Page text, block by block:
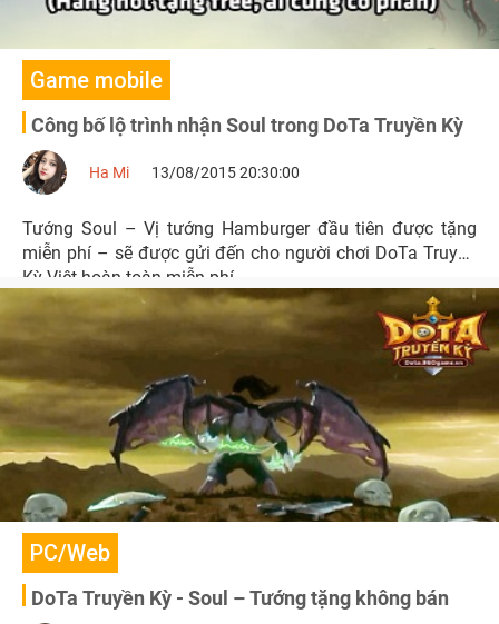
Game mobile
Công bố lộ trình nhận Soul trong DoTa Truyền Kỳ
Ha Mi 13/08/2015 20:30:00
Tướng Soul – Vị tướng Hamburger đầu tiên được tặng
miễn phí – sẽ được gửi đến cho người chơi DoTa Truyền
Kỳ Việt hoàn toàn miễn phí.
PC/Web
DoTa Truyền Kỳ - Soul – Tướng tặng không bán